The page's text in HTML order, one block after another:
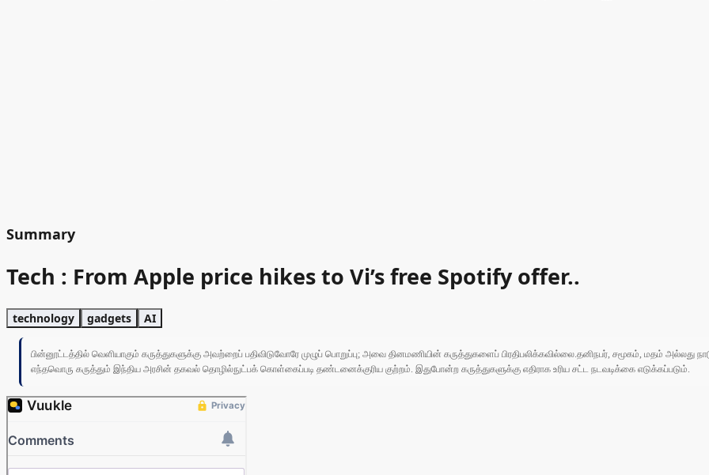
Summary
Tech : From Apple price hikes to Vi’s free Spotify offer..
technology gadgets AI
பின்னூட்டத்தில் வெளியாகும் கருத்துகளுக்கு அவற்றைப் பதிவிடுவோரே முழுப் பொறுப்பு; அவை தினமணியின் கருத்துகளைப் பிரதிபலிக்கவில்லை.தனிநபர், சமூகம், மதம் அல்லது
எந்தவொரு கருத்தும் இந்திய அரசின் தகவல் தொழில்நுட்பக் கொள்கைப்படி தண்டனைக்குரிய குற்றம். இதுபோன்ற கருத்துகளுக்கு எதிராக உரிய சட்ட நடவடிக்கை எடுக்கப்படும்.